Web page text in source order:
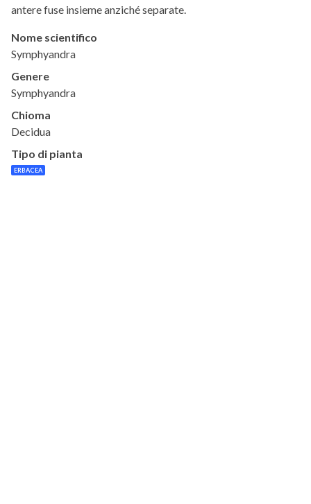
antere fuse insieme anziché separate.
Nome scientifico
Symphyandra
Genere
Symphyandra
Chioma
Decidua
Tipo di pianta
ERBACEA